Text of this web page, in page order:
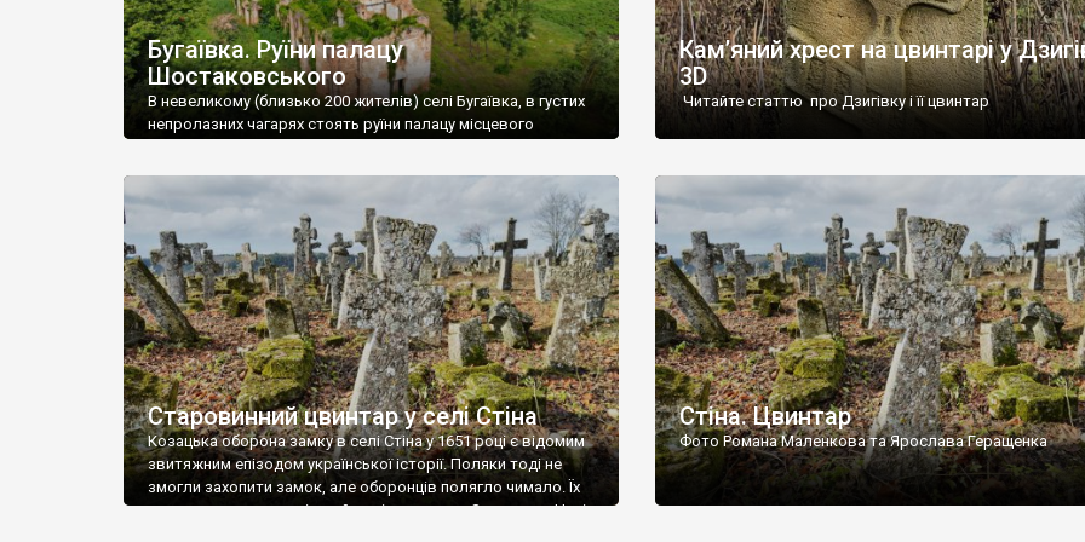
Бугаївка. Руїни палацу
Шостаковського
В невеликому (близько 200 жителів) селі Бугаївка, в густих
непролазних чагарях стоять руїни палацу місцевого
потім клуб, ще пізніше – гуртожиток. У 60-х роках минулого
століття тут розмістили туберкульозну лікарню. Коли із
палацу виїхала лікарня – ми точно не […]
Кам’яний хрест на цвинтарі у
3D
Читайте статтю про Дзигівку і її цвинтар
Старовинний цвинтар у селі Стіна
Козацька оборона замку в селі Стіна у 1651 році є відомим
звитяжним епізодом української історії. Поляки тоді не
змогли захопити замок, але оборонців полягло чимало. Їх
поховали на цвинтарі, який тоді називався Замковим. Нині
Стіна. Цвинтар
Фото Романа Маленкова та Ярослава Геращенка